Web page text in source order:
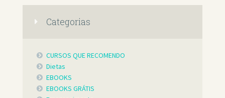
Categorias
CURSOS QUE RECOMENDO
Dietas
EBOOKS
EBOOKS GRÁTIS